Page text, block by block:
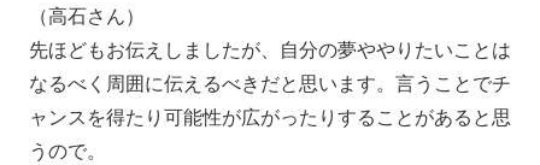
（高石さん）
先ほどもお伝えしましたが、自分の夢ややりたいことは
なるべく周囲に伝えるべきだと思います。言うことでチ
ャンスを得たり可能性が広がったりすることがあると思
うので。